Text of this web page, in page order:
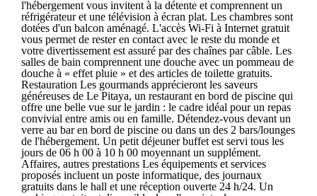
l'hébergement vous invitent à la détente et comprennent un
réfrigérateur et une télévision à écran plat. Les chambres sont
dotées d'un balcon aménagé. L'accès Wi-Fi à Internet gratuit
vous permet de rester en contact avec le reste du monde et
votre divertissement est assuré par des chaînes par câble. Les
salles de bain comprennent une douche avec un pommeau de
douche à « effet pluie » et des articles de toilette gratuits.
Restauration Les gourmands apprécieront les saveurs
généreuses de Le Pitaya, un restaurant en bord de piscine qui
offre une belle vue sur le jardin : le cadre idéal pour un repas
convivial entre amis ou en famille. Détendez-vous devant un
verre au bar en bord de piscine ou dans un des 2 bars/lounges
de l'hébergement. Un petit déjeuner buffet est servi tous les
jours de 06 h 00 à 10 h 00 moyennant un supplément.
Affaires, autres prestations Les équipements et services
proposés incluent un poste informatique, des journaux
gratuits dans le hall et une réception ouverte 24 h/24. Un